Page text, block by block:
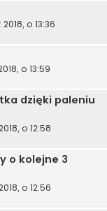
o 13:36
o 13:59
dzięki paleniu
o 12:58
o kolejne 3
o 12:56